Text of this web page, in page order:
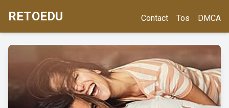
RETOEDU Contact Tos DMCA